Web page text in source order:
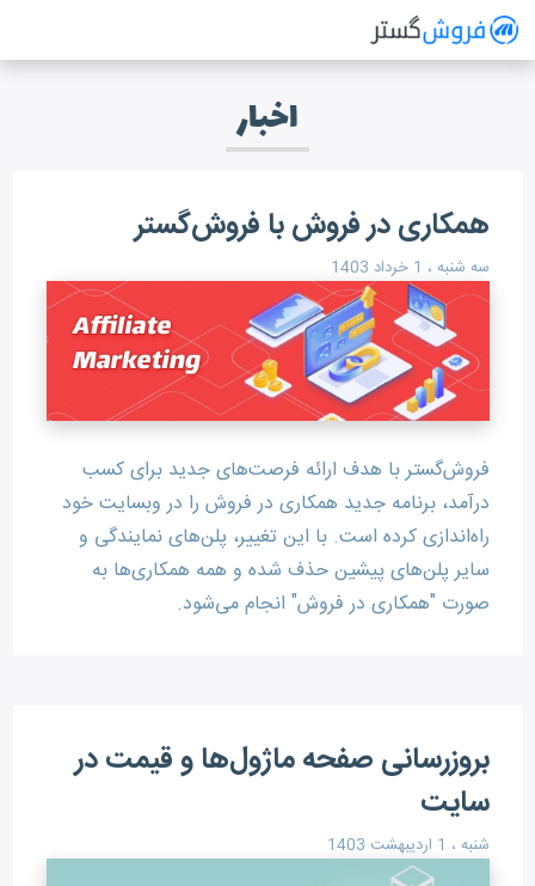
سیستم مدیریت فروش آنلاین
اخبار
همکاری در فروش با فروش‌گستر
سه شنبه ، 1 خرداد 1403
فروش‌گستر با هدف ارائه فرصت‌های جدید برای کسب
درآمد، برنامه جدید همکاری در فروش را در وبسایت خود
راه‌اندازی کرده است. با این تغییر، پلن‌های نمایندگی و
سایر پلن‌های پیشین حذف شده و همه همکاری‌ها به
صورت "همکاری در فروش" انجام می‌شود.
بروزرسانی صفحه ماژول‌ها و قیمت در
سایت
شنبه ، 1 اردیبهشت 1403